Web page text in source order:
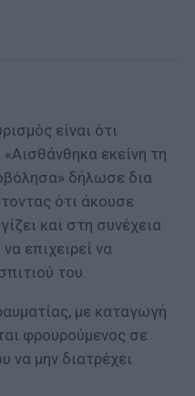
είναι ότι
εκείνη τη
δήλωσε δια
ότι άκουσε
και στη συνέχεια
επιχειρεί να
του.
με καταγωγή
φρουρούμενος σε
να μην διατρέχει